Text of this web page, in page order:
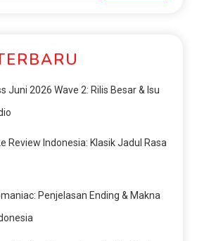
Juni 2026 Wave 2: Rilis Besar & Isu
Review Indonesia: Klasik Jadul Rasa
Penjelasan Ending & Makna